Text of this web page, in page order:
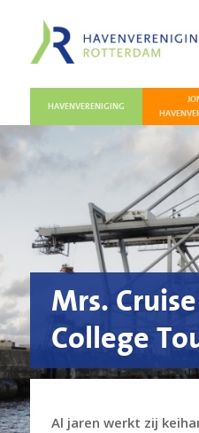
HAVENVERENIGING
Mrs.
College
Al jaren werkt zij